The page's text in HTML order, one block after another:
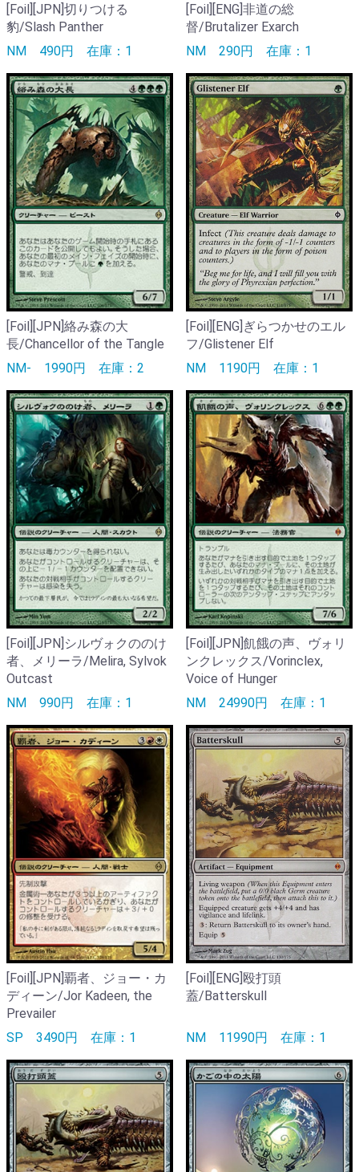
[Foil][JPN]切りつける
豹/Slash Panther
NM 490円 在庫：1
[Foil][ENG]非道の総
督/Brutalizer Exarch
NM 290円 在庫：1
[Foil][JPN]絡み森の大
長/Chancellor of the Tangle
NM- 1990円 在庫：2
[Foil][ENG]ぎらつかせのエル
フ/Glistener Elf
NM 1190円 在庫：1
[Foil][JPN]シルヴォクののけ
者、メリーラ/Melira, Sylvok
Outcast
NM 990円 在庫：1
[Foil][JPN]飢餓の声、ヴォリ
ンクレックス/Vorinclex,
Voice of Hunger
NM 24990円 在庫：1
[Foil][JPN]覇者、ジョー・カ
ディーン/Jor Kadeen, the
Prevailer
SP 3490円 在庫：1
[Foil][ENG]殴打頭
蓋/Batterskull
NM 11990円 在庫：1